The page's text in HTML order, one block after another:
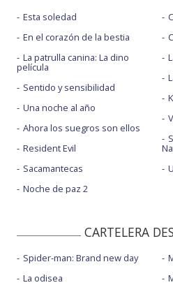
Esta soledad
En el corazón de la bestia
La patrulla canina: La dino
película
Sentido y sensibilidad
Una noche al año
Ahora los suegros son ellos
Resident Evil
Sacamantecas
Noche de paz 2
CARTELERA
Spider-man: Brand new day
La odisea